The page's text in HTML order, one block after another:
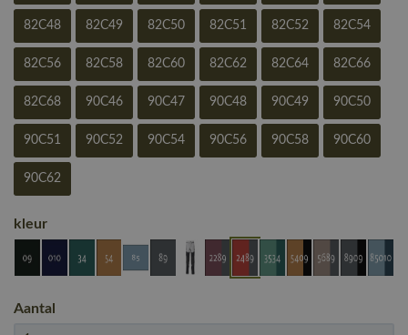
82C48 82C49 82C50 82C51 82C52 82C54
82C56 82C58 82C60 82C62 82C64 82C66
82C68 90C46 90C47 90C48 90C49 90C50
90C51 90C52 90C54 90C56 90C58 90C60
90C62
kleur
Aantal